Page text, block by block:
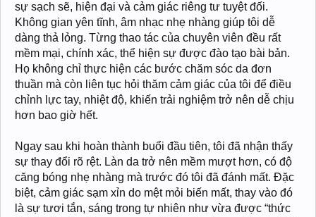
sự sạch sẽ, hiện đại và cảm giác riêng tư tuyệt đối.
Không gian yên tĩnh, âm nhạc nhẹ nhàng giúp tôi dễ
dàng thả lỏng. Từng thao tác của chuyên viên đều rất
mềm mại, chính xác, thể hiện sự được đào tạo bài bản.
Họ không chỉ thực hiện các bước chăm sóc da đơn
thuần mà còn liên tục hỏi thăm cảm giác của tôi để điều
chỉnh lực tay, nhiệt độ, khiến trải nghiệm trở nên dễ chịu
hơn bao giờ hết.
Ngay sau khi hoàn thành buổi đầu tiên, tôi đã nhận thấy
sự thay đổi rõ rệt. Làn da trở nên mềm mượt hơn, có độ
căng bóng nhẹ nhàng mà trước đó tôi đã đánh mất. Đặc
biệt, cảm giác sạm xỉn do mệt mỏi biến mất, thay vào đó
là sự tươi tắn, sáng trong tự nhiên như vừa được “thức